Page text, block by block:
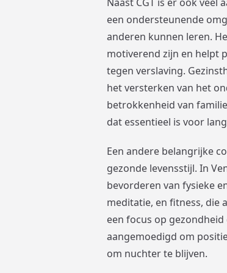
een ondersteunende
anderen kunnen leren.
motiverend zijn en helpt
tegen verslaving.
het versterken van het
betrokkenheid van
dat essentieel is voor
Een andere belangrijke
gezonde levensstijl. In
bevorderen van fysieke
meditatie, en fitness, die
een focus op
aangemoedigd om
om nuchter te blijven.